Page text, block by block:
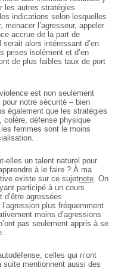
les autres stratégies
indications selon lesquelles
l’agresseur, appeler
accrue de la part de
serait alors intéressant d’en
prises isolément et d’en
de plus faibles taux de port
est non seulement
notre sécurité – bien
également que les stratégies
colère, défense physique
femmes sont le moins
elles un talent naturel pour
à le faire ? À ma
existe sur ce sujetnote. On
participé à un cours
d’être agressées
plus fréquemment
moins d’agressions
pas seulement appris à se
celles qui n’ont
suite mentionnent aussi des